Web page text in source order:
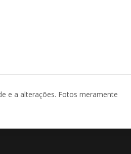
e a alterações. Fotos meramente